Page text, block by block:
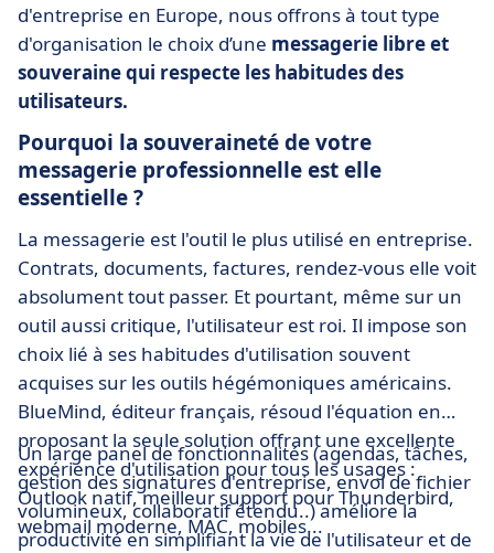
d'entreprise en Europe, nous offrons à tout type
d'organisation le choix d’une messagerie libre et
souveraine qui respecte les habitudes des
utilisateurs.
Pourquoi la souveraineté de votre
messagerie professionnelle est elle
essentielle ?
La messagerie est l'outil le plus utilisé en entreprise.
Contrats, documents, factures, rendez-vous elle voit
absolument tout passer. Et pourtant, même sur un
outil aussi critique, l'utilisateur est roi. Il impose son
choix lié à ses habitudes d'utilisation souvent
acquises sur les outils hégémoniques américains.
BlueMind, éditeur français, résoud l'équation en
proposant la seule solution offrant une excellente
expérience d'utilisation pour tous les usages :
Outlook natif, meilleur support pour Thunderbird,
webmail moderne, MAC, mobiles...
Un large panel de fonctionnalités (agendas, tâches,
gestion des signatures d'entreprise, envoi de fichier
volumineux, collaboratif étendu..) améliore la
productivité en simplifiant la vie de l'utilisateur et de